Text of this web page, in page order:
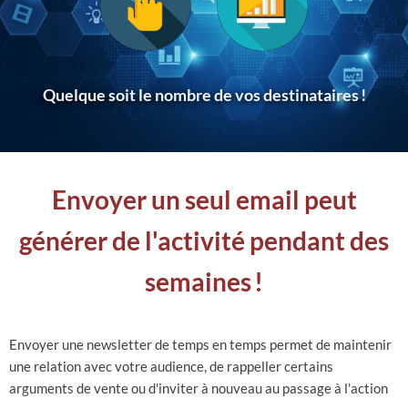
Quelque soit le nombre de vos destinataires!
Envoyer un seul email peut
générer de l'activité pendant des
semaines!
Envoyer une newsletter de temps en temps permet de maintenir
une relation avec votre audience, de rappeller certains
arguments de vente ou d'inviter à nouveau au passage à l'action